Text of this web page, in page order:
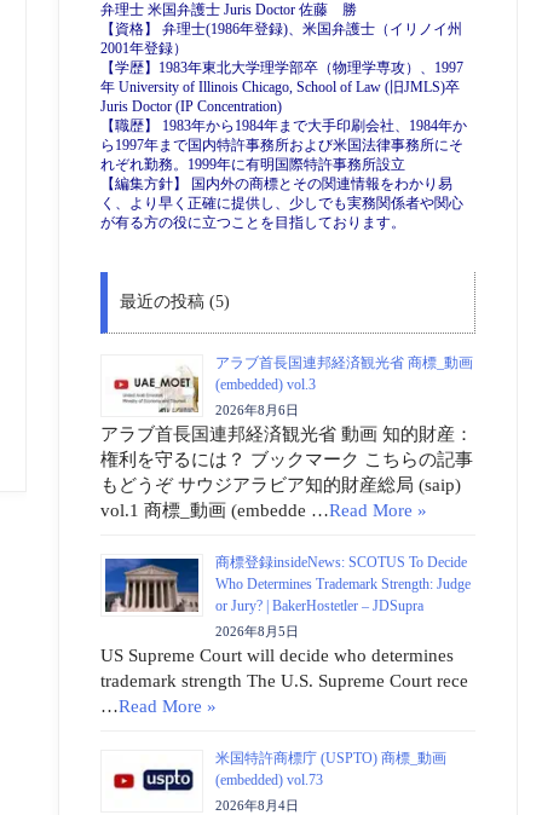
弁理士 米国弁護士 Juris Doctor 佐藤 勝
【資格】 弁理士(1986年登録)、米国弁護士（イリノイ州
2001年登録）
【学歴】1983年東北大学理学部卒（物理学専攻）、1997
年 University of Illinois Chicago, School of Law (旧JMLS)卒
Juris Doctor (IP Concentration)
【職歴】 1983年から1984年まで大手印刷会社、1984年か
ら1997年まで国内特許事務所および米国法律事務所にそ
れぞれ勤務。1999年に有明国際特許事務所設立
【編集方針】 国内外の商標とその関連情報をわかり易
く、より早く正確に提供し、少しでも実務関係者や関心
が有る方の役に立つことを目指しております。
最近の投稿 (5)
アラブ首長国連邦経済観光省 商標_動画
(embedded) vol.3
2026年8月6日
アラブ首長国連邦経済観光省 動画 知的財産：
権利を守るには？ ブックマーク こちらの記事
もどうぞ サウジアラビア知的財産総局 (saip)
vol.1 商標_動画 (embedde …Read More »
商標登録insideNews: SCOTUS To Decide
Who Determines Trademark Strength: Judge
or Jury? | BakerHostetler – JDSupra
2026年8月5日
US Supreme Court will decide who determines
trademark strength The U.S. Supreme Court rece
…Read More »
米国特許商標庁 (USPTO) 商標_動画
(embedded) vol.73
2026年8月4日